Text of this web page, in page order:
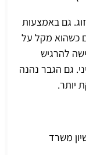
גם באמצעות
כשהוא מקל על
להרגיש
גם הגבר נהנה
יותר.
משרד